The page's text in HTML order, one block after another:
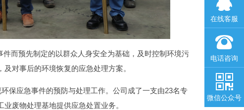
而预先制定的以群众人身安全为基础，及时控制环境污
对事后的环境恢复的应急处理方案。
应急事件的预防与处理工作。公司成了一支由23名专
废物处理基地提供应急处置业务。
在线客服
电话咨询
微信公众号
在线客服
电话咨询
微信公众号